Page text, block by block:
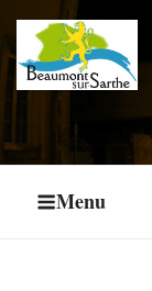
Aller
contenu
principal
Menu
Ouvrir le sous-menu
Ouvrir le sous-menu
Ouvrir le sous-menu